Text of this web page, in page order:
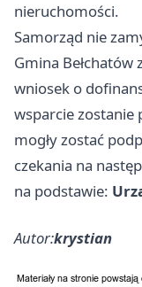
nieruchomości.
Samorząd nie
Gmina Bełchatów
wniosek o
wsparcie zostanie
mogły zostać
czekania na
na podstawie:
Autor:krystian